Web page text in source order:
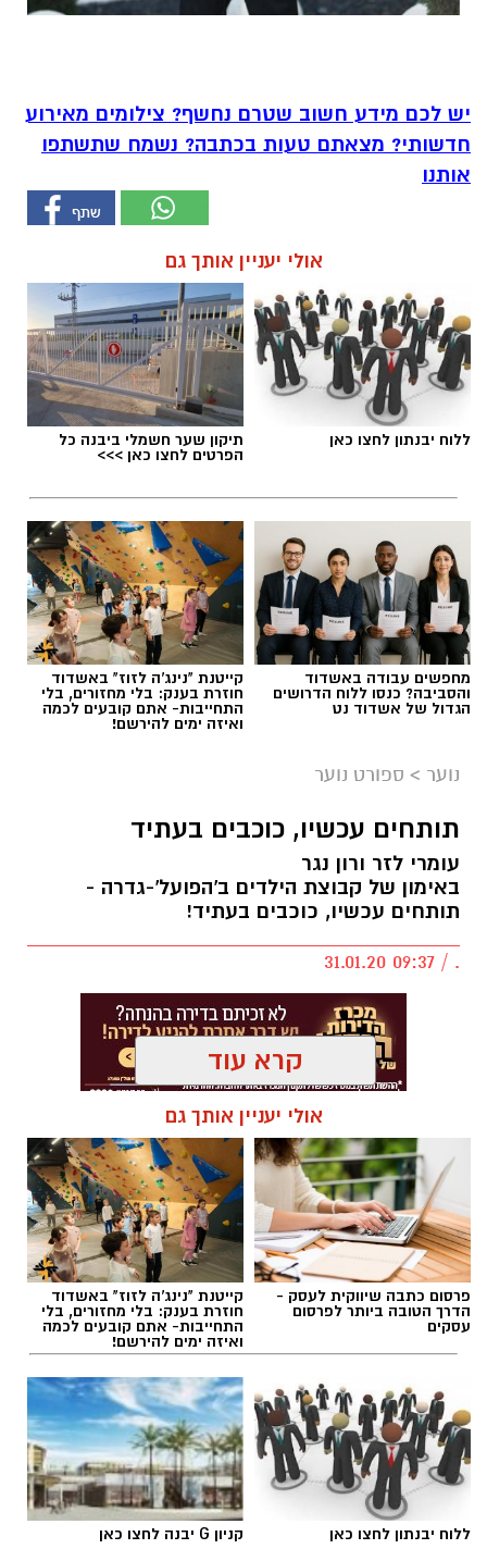
יש לכם מידע חשוב שטרם נחשף? צילומים מאירוע
חדשותי? מצאתם טעות בכתבה? נשמח שתשתפו
אותנו
אולי יעניין אותך גם
ללוח יבנתון לחצו כאן תיקון שער חשמלי ביבנה כל
הפרטים לחצו כאן >>>
מחפשים עבודה באשדוד
והסביבה? כנסו ללוח הדרושים
הגדול של אשדוד נט
קייטנת "נינג'ה לזוז" באשדוד
חוזרת בענק: בלי מחזורים, בלי
התחייבות- אתם קובעים לכמה
ואיזה ימים להירשם!
נוער > ספורט נוער
תותחים עכשיו, כוכבים בעתיד
עומרי לזר ורון נגר
באימון של קבוצת הילדים ב'הפועל'-גדרה -
תותחים עכשיו, כוכבים בעתיד!
. / 09:37 31.01.20
עומרי לזר ורון נגר באימון של קבוצת הילדים
קרא עוד
אולי יעניין אותך גם
פרסום כתבה שיווקית לעסק -
הדרך הטובה ביותר לפרסום
עסקים
קייטנת "נינג'ה לזוז" באשדוד
חוזרת בענק: בלי מחזורים, בלי
התחייבות- אתם קובעים לכמה
ואיזה ימים להירשם!
ללוח יבנתון לחצו כאן קניון G יבנה לחצו כאן